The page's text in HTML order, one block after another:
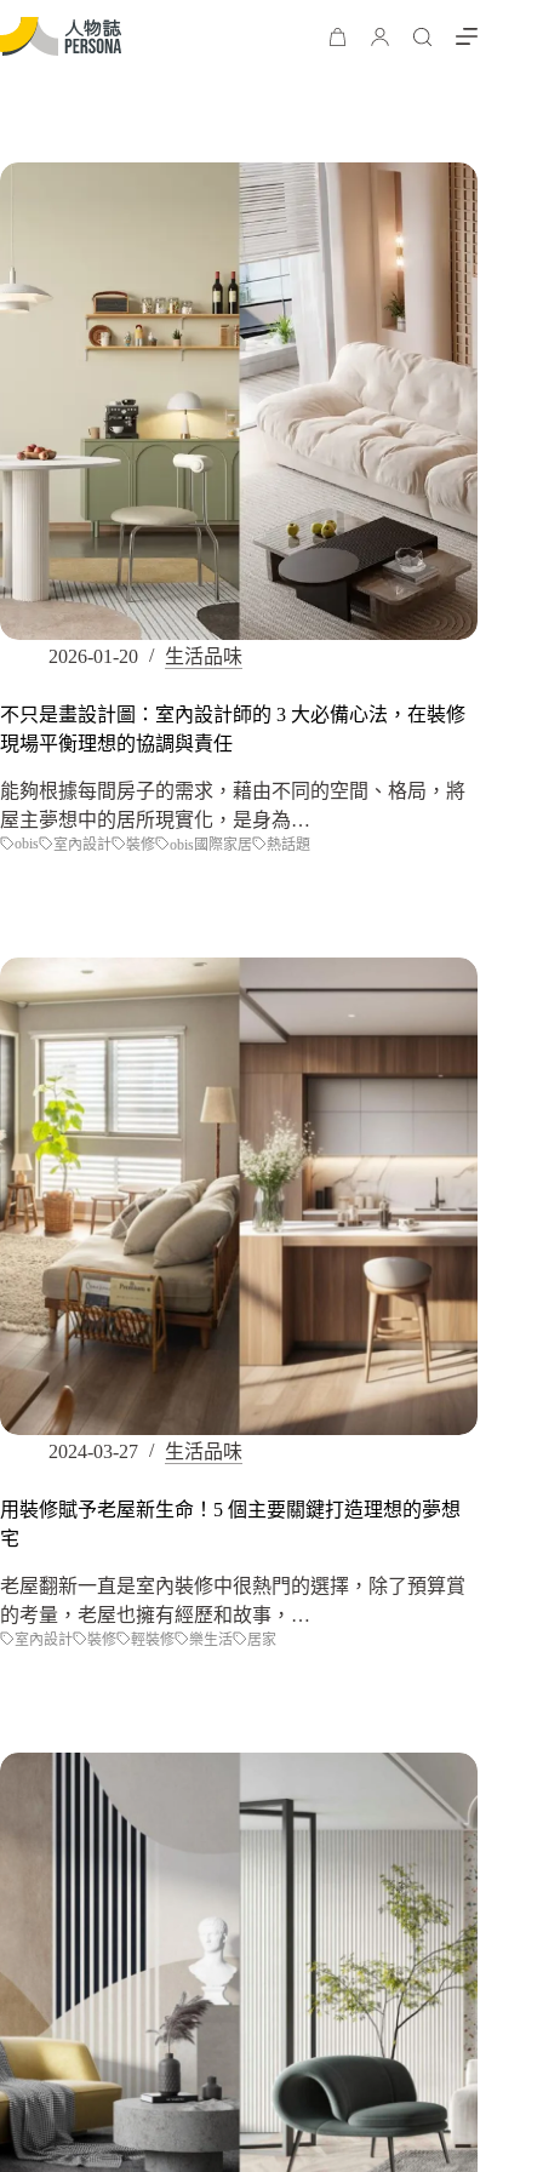
2026-01-20 生活品味
不只是畫設計圖：室內設計師的 3 大必備心法，在裝修
現場平衡理想的協調與責任
能夠根據每間房子的需求，藉由不同的空間、格局，將
屋主夢想中的居所現實化，是身為…
obis 室內設計 裝修 obis國際家居 熱話題
2024-03-27 生活品味
用裝修賦予老屋新生命！5 個主要關鍵打造理想的夢想
宅
老屋翻新一直是室內裝修中很熱門的選擇，除了預算賞
的考量，老屋也擁有經歷和故事，…
室內設計 裝修 輕裝修 樂生活 居家